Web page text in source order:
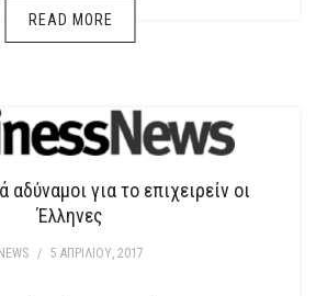
READ MORE
αδύναμοι για το επιχειρείν οι
Έλληνες
NEWS / 5 ΑΠΡΙΛΊΟΥ, 2017